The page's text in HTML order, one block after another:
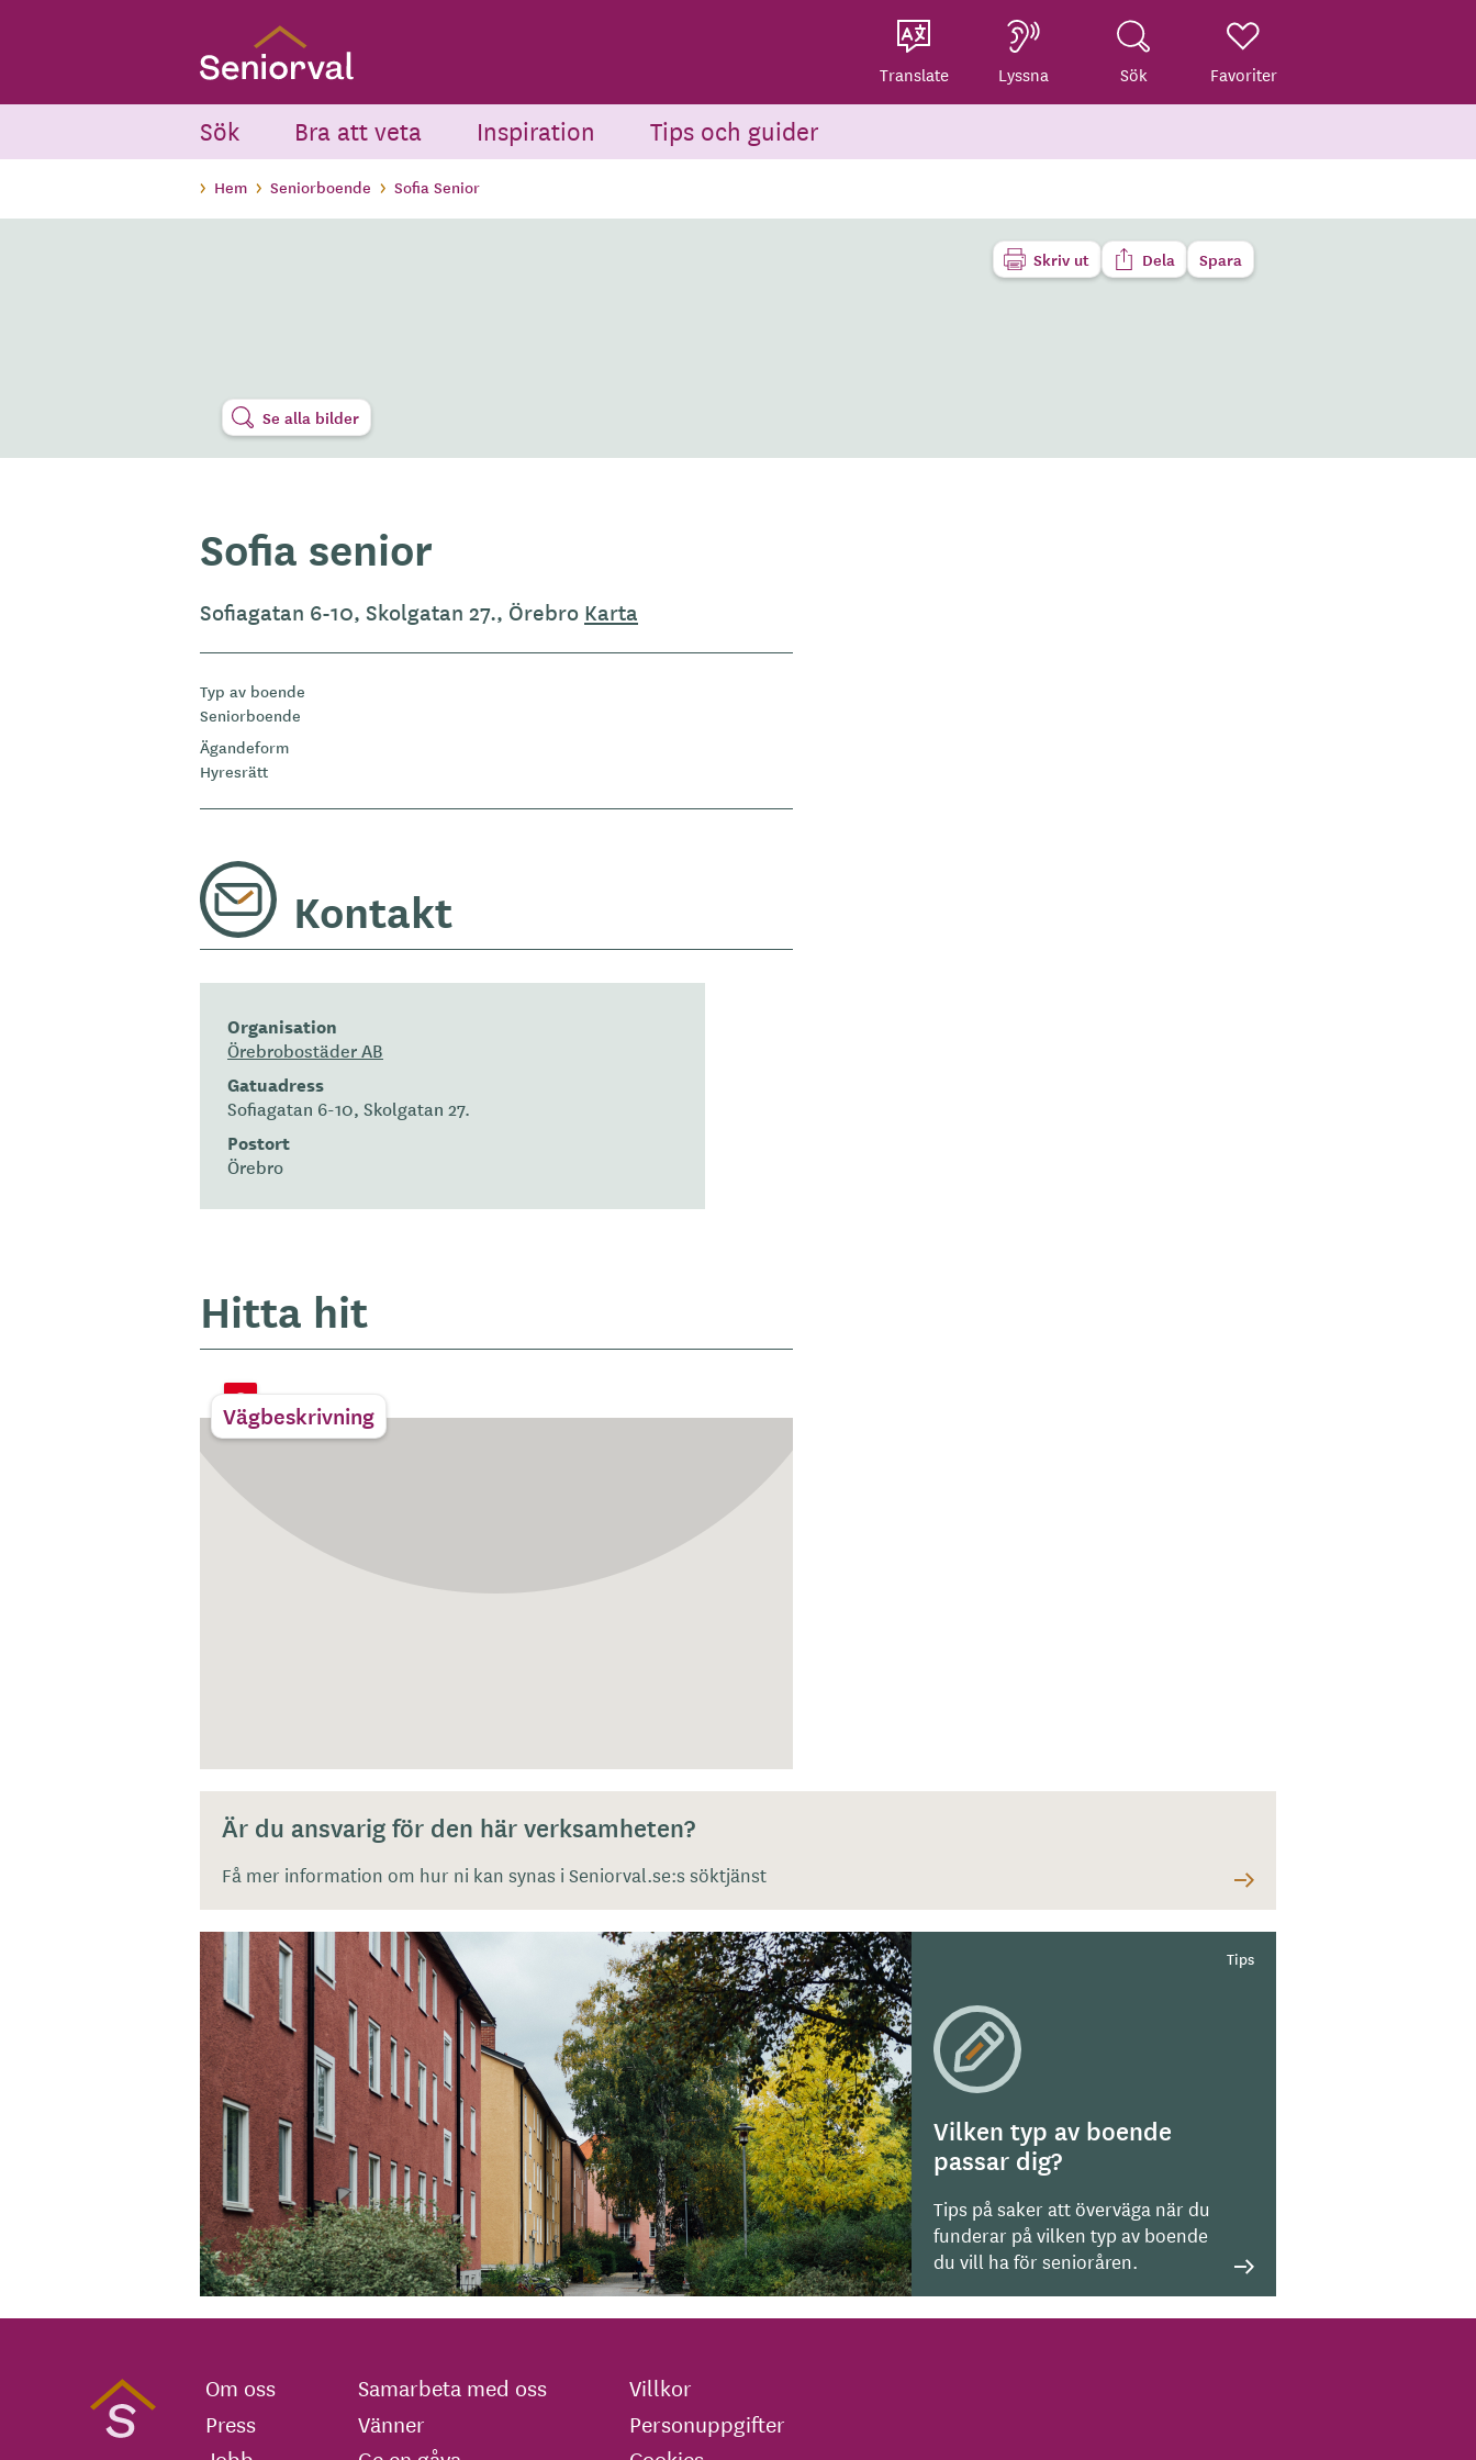
Translate Lyssna Sök Favoriter
Sök Bra att veta Inspiration Tips och guider
Hem Seniorboende Sofia Senior
Skriv ut Dela Spara
Se alla bilder
Sofia senior
Sofiagatan 6-10, Skolgatan 27., Örebro Karta
Typ av boende
Seniorboende
Ägandeform
Hyresrätt
Kontakt
Organisation
Örebrobostäder AB
Gatuadress
Sofiagatan 6-10, Skolgatan 27.
Postort
Örebro
Hitta hit
Vägbeskrivning
Är du ansvarig för den här verksamheten?
Få mer information om hur ni kan synas i Seniorval.se:s söktjänst
Vilken typ av boende
passar dig?
Tips på saker att överväga när du
funderar på vilken typ av boende
du vill ha för senioråren.
Om oss
Press
Samarbeta med oss
Vänner
Villkor
Personuppgifter